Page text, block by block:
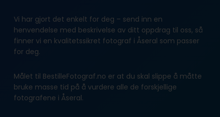
Vi har gjort det enkelt for deg – send inn en
henvendelse med beskrivelse av ditt oppdrag til oss, så
finner vi en kvalitetssikret fotograf i Åseral som passer
for deg.
Målet til BestilleFotograf.no er at du skal slippe å måtte
bruke masse tid på å vurdere alle de forskjellige
fotografene i Åseral.